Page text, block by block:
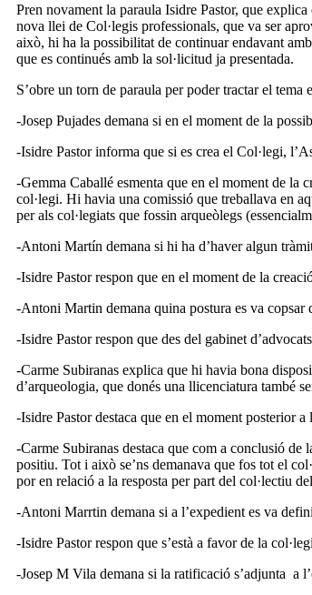
Pren novament la paraula Isidre Pastor, que
nova llei de Col·legis professionals, que va ser
això, hi ha la possibilitat de continuar endavant
que es continués amb la sol·licitud ja presentada.
S’obre un torn de paraula per poder tractar el
-Josep Pujades demana si en el moment de la
-Isidre Pastor informa que si es crea el Col·legi,
-Gemma Caballé esmenta que en el moment de
col·legi. Hi havia una comissió que treballava en
per als col·legiats que fossin arqueòlegs
-Antoni Martín demana si hi ha d’haver algun
-Isidre Pastor respon que en el moment de la
-Antoni Martin demana quina postura es va
-Isidre Pastor respon que des del gabinet
-Carme Subiranas explica que hi havia bona
d’arqueologia, que donés una llicenciatura també
-Isidre Pastor destaca que en el moment posterior
-Carme Subiranas destaca que com a conclusió de
positiu. Tot i això se’ns demanava que fos tot el
por en relació a la resposta per part del col·lectiu
-Antoni Marrtin demana si a l’expedient es va
-Isidre Pastor respon que s’està a favor de la
-Josep M Vila demana si la ratificació s’adjunta a